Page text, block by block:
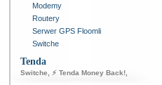
Modemy
Routery
Serwer GPS Floomli
Switche
Tenda
Switche ⚡ Tenda Money Back!